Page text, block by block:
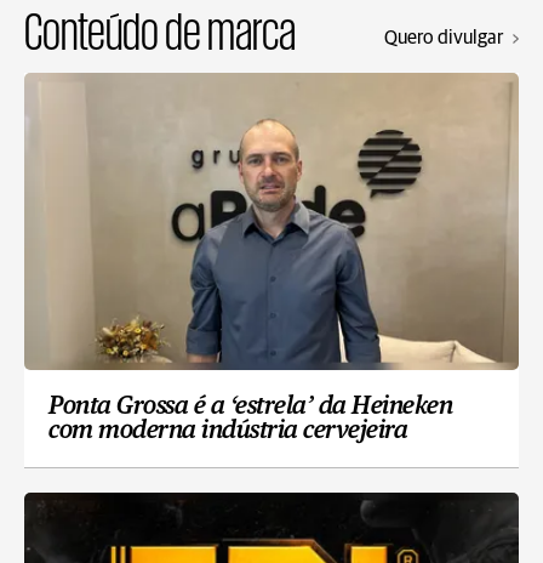
Conteúdo de marca Quero divulgar
Ponta Grossa é a ‘estrela’ da Heineken
com moderna indústria cervejeira